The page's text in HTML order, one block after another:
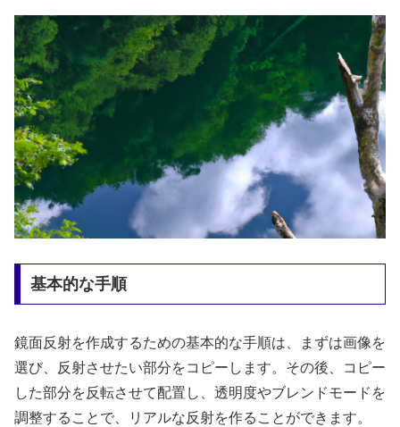
基本的な手順
鏡面反射を作成するための基本的な手順は、まずは画像を
選び、反射させたい部分をコピーします。その後、コピー
した部分を反転させて配置し、透明度やブレンドモードを
調整することで、リアルな反射を作ることができます。